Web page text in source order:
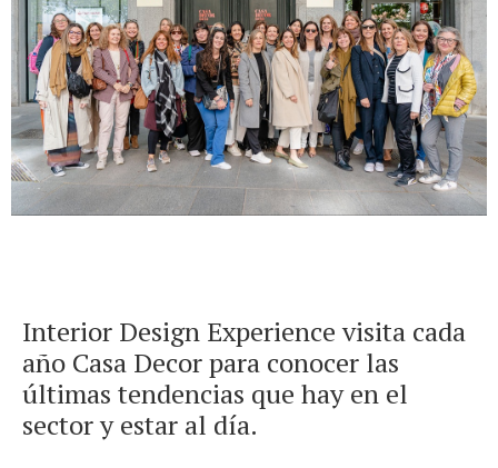
Interior Design Experience visita cada
año Casa Decor para conocer las
últimas tendencias que hay en el
sector y estar al día.